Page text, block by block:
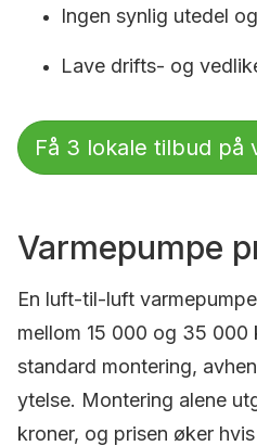
Ingen synlig utedel
Lave drifts- og
Få 3 lokale tilbud på
Varmepumpe
En luft-til-luft
mellom 15 000 og 35 000
standard montering,
ytelse. Montering alene
kroner, og prisen øker